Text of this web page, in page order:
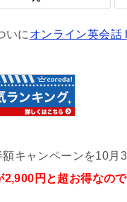
いに オンライン英会話
キャンペーンを10月
円と超お得なので